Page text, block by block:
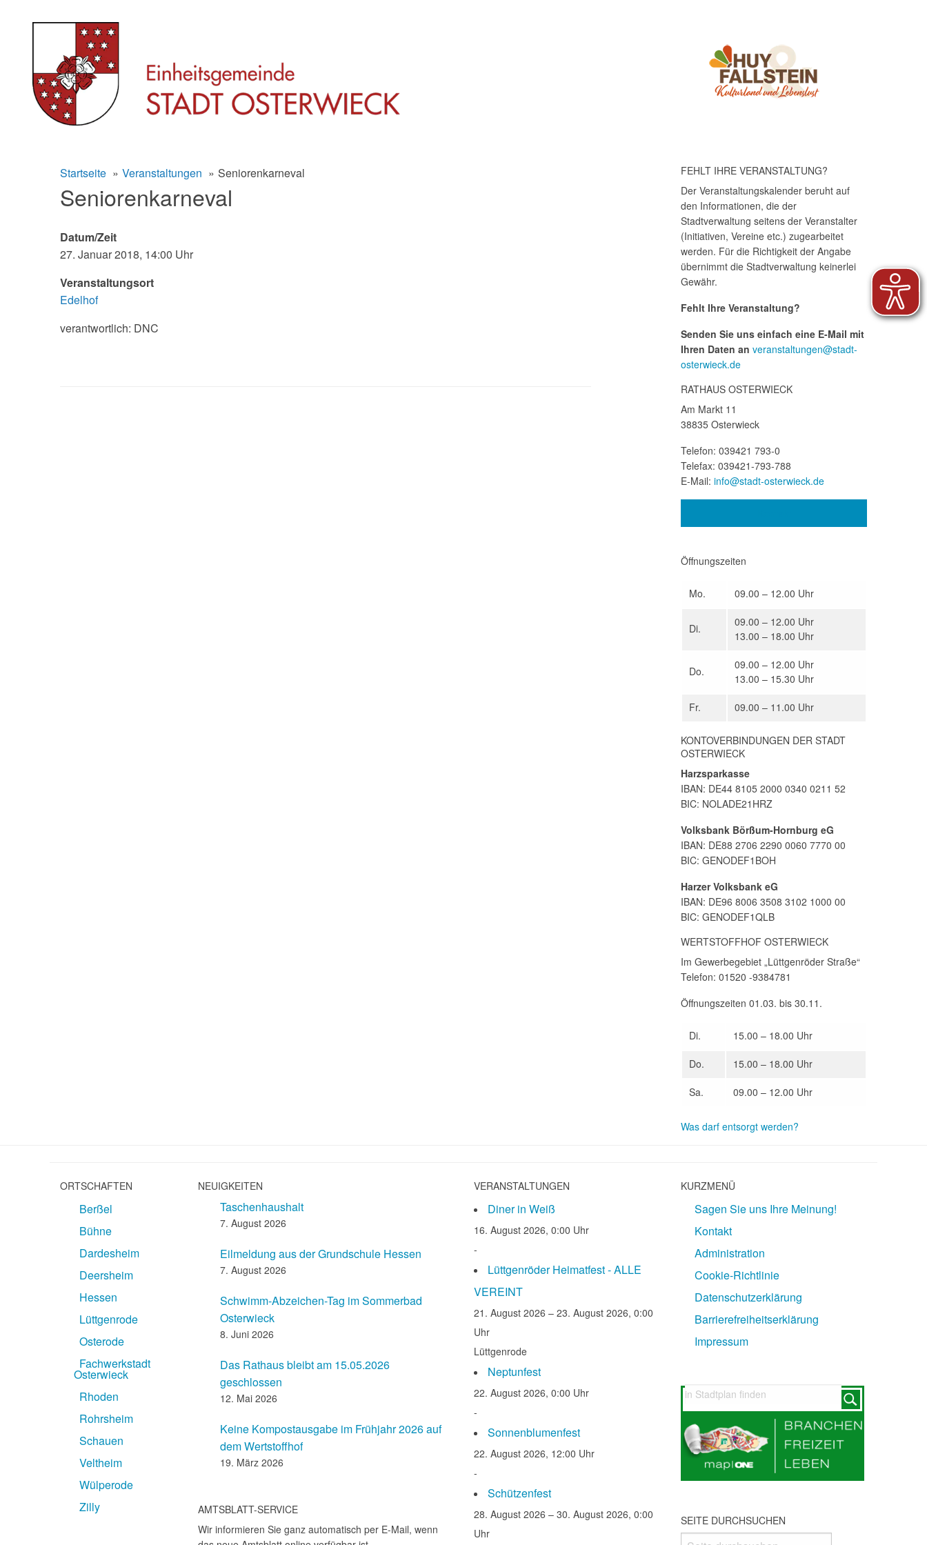
Startseite Veranstaltungen Seniorenkarneval
Seniorenkarneval
Datum/Zeit
27. Januar 2018, 14:00 Uhr
Veranstaltungsort
Edelhof
verantwortlich: DNC
FEHLT IHRE VERANSTALTUNG?
Der Veranstaltungskalender beruht auf
den Informationen, die der
Stadtverwaltung seitens der Veranstalter
(Initiativen, Vereine etc.) zugearbeitet
werden. Für die Richtigkeit der Angabe
übernimmt die Stadtverwaltung keinerlei
Gewähr.
Fehlt Ihre Veranstaltung?
Senden Sie uns einfach eine E-Mail mit
Ihren Daten an veranstaltungen@stadt-
osterwieck.de
RATHAUS OSTERWIECK
Am Markt 11
38835 Osterwieck
Telefon: 039421 793-0
Telefax: 039421-793-788
E-Mail: info@stadt-osterwieck.de
Öffnungszeiten
Mo. 09.00 – 12.00 Uhr
Di.
09.00 – 12.00 Uhr
13.00 – 18.00 Uhr
Do.
09.00 – 12.00 Uhr
13.00 – 15.30 Uhr
Fr. 09.00 – 11.00 Uhr
KONTOVERBINDUNGEN DER STADT
OSTERWIECK
Harzsparkasse
IBAN: DE44 8105 2000 0340 0211 52
BIC: NOLADE21HRZ
Volksbank Börßum-Hornburg eG
IBAN: DE88 2706 2290 0060 7770 00
BIC: GENODEF1BOH
Harzer Volksbank eG
IBAN: DE96 8006 3508 3102 1000 00
BIC: GENODEF1QLB
WERTSTOFFHOF OSTERWIECK
Im Gewerbegebiet „Lüttgenröder Straße“
Telefon: 01520 -9384781
Öffnungszeiten 01.03. bis 30.11.
Di. 15.00 – 18.00 Uhr
Do. 15.00 – 18.00 Uhr
Sa. 09.00 – 12.00 Uhr
Was darf entsorgt werden?
ORTSCHAFTEN
Berßel
Bühne
Dardesheim
Deersheim
Hessen
Lüttgenrode
Osterode
Fachwerkstadt
Osterwieck
Rhoden
Rohrsheim
Schauen
Veltheim
Wülperode
Zilly
NEUIGKEITEN
Taschenhaushalt
7. August 2026
Eilmeldung aus der Grundschule Hessen
7. August 2026
Schwimm-Abzeichen-Tag im Sommerbad
Osterwieck
8. Juni 2026
Das Rathaus bleibt am 15.05.2026
geschlossen
12. Mai 2026
Keine Kompostausgabe im Frühjahr 2026 auf
dem Wertstoffhof
19. März 2026
AMTSBLATT-SERVICE
Wir informieren Sie ganz automatisch per E-Mail, wenn
VERANSTALTUNGEN
Diner in Weiß
16. August 2026, 0:00 Uhr
-
Lüttgenröder Heimatfest - ALLE
VEREINT
21. August 2026 – 23. August 2026, 0:00
Uhr
Lüttgenrode
Neptunfest
22. August 2026, 0:00 Uhr
-
Sonnenblumenfest
22. August 2026, 12:00 Uhr
-
Schützenfest
28. August 2026 – 30. August 2026, 0:00
Uhr
KURZMENÜ
Sagen Sie uns Ihre Meinung!
Kontakt
Administration
Cookie-Richtlinie
Datenschutzerklärung
Barrierefreiheitserklärung
Impressum
SEITE DURCHSUCHEN